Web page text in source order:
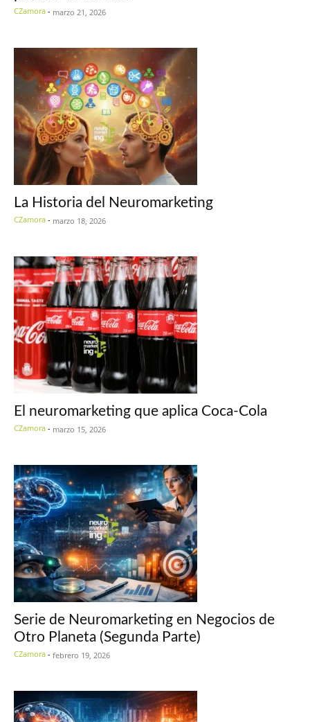
CZamora - marzo 21, 2026
La Historia del Neuromarketing
CZamora - marzo 18, 2026
El neuromarketing que aplica Coca-Cola
CZamora - marzo 15, 2026
Serie de Neuromarketing en Negocios de
Otro Planeta (Segunda Parte)
CZamora - febrero 19, 2026